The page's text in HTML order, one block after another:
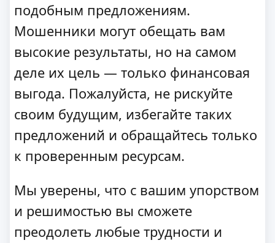
подобным предложениям.
Мошенники могут обещать вам
высокие результаты, но на самом
деле их цель — только финансовая
выгода. Пожалуйста, не рискуйте
своим будущим, избегайте таких
предложений и обращайтесь только
к проверенным ресурсам.
Мы уверены, что с вашим упорством
и решимостью вы сможете
преодолеть любые трудности и